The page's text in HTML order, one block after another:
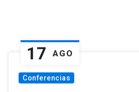
17 AGO
Conferencias